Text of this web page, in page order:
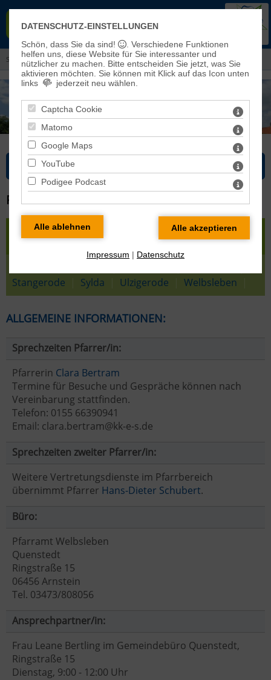
EISLEBEN-SÖMMERDA
Sie sind hier: Kirchenkreis > Pfarrbereiche und Kirchengemeinden
Bitte wählen Sie...
PFARRBEREICH WELBSLEBEN
« zurück|Karte| Pfarrbereich Welbsleben gehört zur
Stangerode
Sylda Ulzigerode Welbsleben
ALLGEMEINE INFORMATIONEN:
Sprechzeiten Pfarrer/in:
Pfarrerin Clara Bertram
Termine für Besuche und Gespräche können nach
Vereinbarung stattfinden.
Telefon: 0155 66390941
Email: clara.bertram@kk-e-s.de
Sprechzeiten zweiter Pfarrer/in:
Weitere Vertretungsdienste im Pfarrbereich
übernimmt Pfarrer Hans-Dieter Schubert.
Büro:
Pfarramt Welbsleben
Quenstedt
Ringstraße 15
06456 Arnstein
Tel. 03473/808056
Ansprechpartner/in:
Frau Leane Bertling im Gemeindebüro Quenstedt,
Ringstraße 15
Dienstag, 9:00 - 12:00 Uhr
DATENSCHUTZ-EINSTELLUNGEN
Schön, dass Sie da sind!
. Verschiedene Funktionen
helfen uns, diese Website für Sie interessanter und
nützlicher zu machen.
Bitte entscheiden Sie jetzt, was Sie
aktivieren möchten. Sie können mit Klick auf das Icon unten
links
jederzeit neu wählen.
Captcha Cookie
Matomo
Google Maps
YouTube
Podigee Podcast
Impressum | Datenschutz